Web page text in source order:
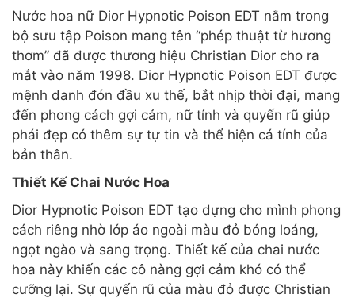
Nước hoa nữ Dior Hypnotic Poison EDT nằm trong
bộ sưu tập Poison mang tên “phép thuật từ hương
thơm” đã được thương hiệu Christian Dior cho ra
mắt vào năm 1998. Dior Hypnotic Poison EDT được
mệnh danh đón đầu xu thế, bắt nhịp thời đại, mang
đến phong cách gợi cảm, nữ tính và quyến rũ giúp
phái đẹp có thêm sự tự tin và thể hiện cá tính của
bản thân.
Thiết Kế Chai Nước Hoa
Dior Hypnotic Poison EDT tạo dựng cho mình phong
cách riêng nhờ lớp áo ngoài màu đỏ bóng loáng,
ngọt ngào và sang trọng. Thiết kế của chai nước
hoa này khiến các cô nàng gợi cảm khó có thể
cưỡng lại. Sự quyến rũ của màu đỏ được Christian